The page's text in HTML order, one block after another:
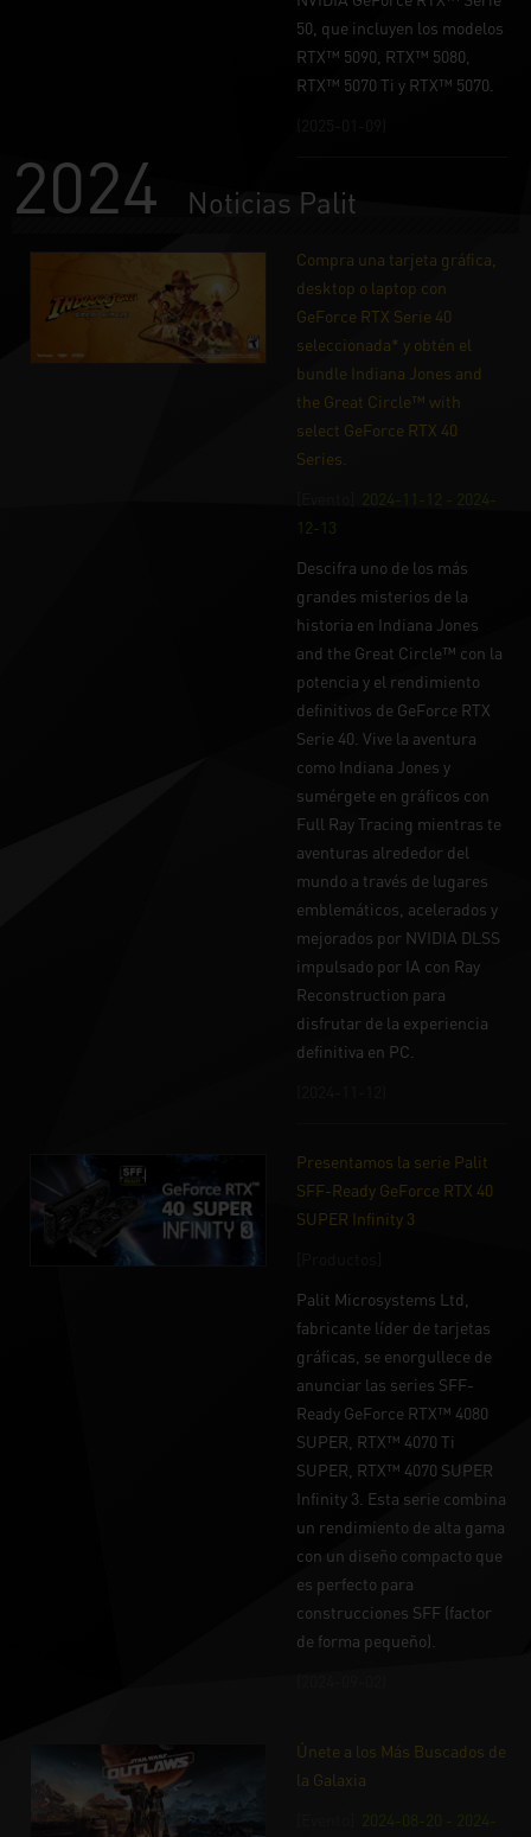
50, que incluyen los modelos
RTX™ 5090, RTX™ 5080,
RTX™ 5070 Ti y RTX™ 5070.
2024 Noticias Palit
Compra una tarjeta gráfica,
desktop o laptop con
GeForce RTX Serie 40
seleccionada* y obtén el
bundle Indiana Jones and
the Great Circle™ with
select GeForce RTX 40
Series.
2024-11-12 - 2024-
12-13
Descifra uno de los más
grandes misterios de la
historia en Indiana Jones
and the Great Circle™ con la
potencia y el rendimiento
definitivos de GeForce RTX
Serie 40. Vive la aventura
como Indiana Jones y
sumérgete en gráficos con
Full Ray Tracing mientras te
aventuras alrededor del
mundo a través de lugares
emblemáticos, acelerados y
mejorados por NVIDIA DLSS
impulsado por IA con Ray
Reconstruction para
disfrutar de la experiencia
definitiva en PC.
Presentamos la serie Palit
SFF-Ready GeForce RTX 40
SUPER Infinity 3
Palit Microsystems Ltd,
fabricante líder de tarjetas
gráficas, se enorgullece de
anunciar las series SFF-
Ready GeForce RTX™ 4080
SUPER, RTX™ 4070 Ti
SUPER, RTX™ 4070 SUPER
Infinity 3. Esta serie combina
un rendimiento de alta gama
con un diseño compacto que
es perfecto para
construcciones SFF (factor
de forma pequeño).
Únete a los Más Buscados de
la Galaxia
2024-08-20 - 2024-